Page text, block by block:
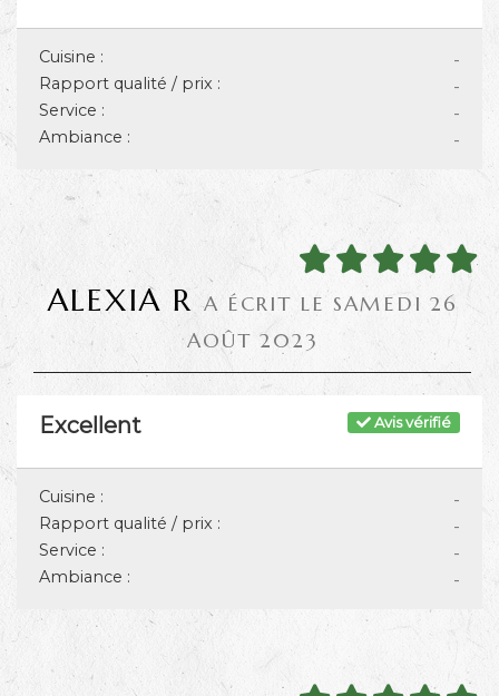
-
Cuisine :
-
Rapport qualité / prix :
-
Service :
-
Ambiance :
ALEXIA R A ÉCRIT LE SAMEDI 26
AOÛT 2023
Avis vérifié
Excellent
-
Cuisine :
-
Rapport qualité / prix :
-
Service :
-
Ambiance :